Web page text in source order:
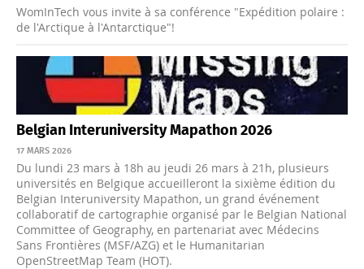
WomInTech vous invite à sa conférence "Expédition polaire :
de l'Arctique à l'Antarctique"!
Belgian Interuniversity Mapathon 2026
17 MARS 2026
Du lundi 23 mars à 18h au jeudi 26 mars à 21h, plusieurs
universités en Belgique accueilleront la sixième édition du
Belgian Interuniversity Mapathon, un grand événement
collaboratif de cartographie organisé par le Belgian National
Committee of Geography, en partenariat avec Médecins
Sans Frontières (MSF/AZG) et le Humanitarian
OpenStreetMap Team (HOT).